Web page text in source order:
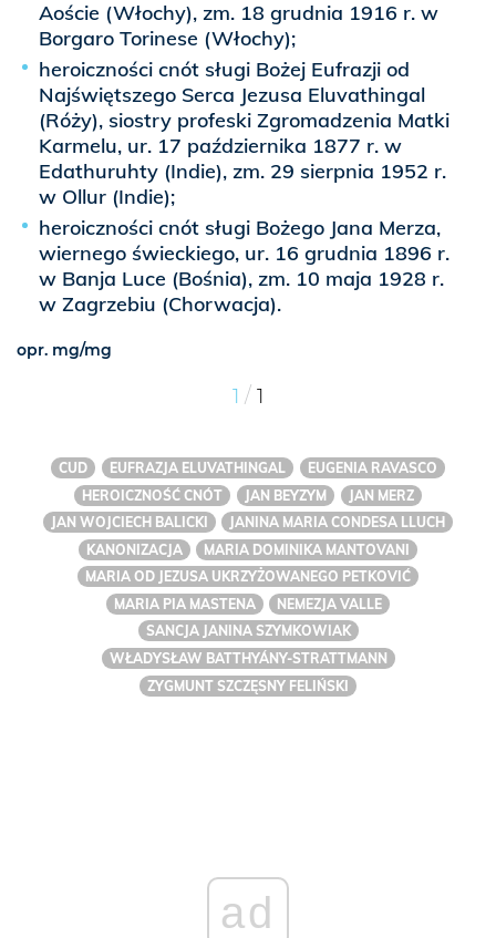
Aoście (Włochy), zm. 18 grudnia 1916 r. w
Borgaro Torinese (Włochy);
heroiczności cnót sługi Bożej Eufrazji od
Najświętszego Serca Jezusa Eluvathingal
(Róży), siostry profeski Zgromadzenia Matki
Karmelu, ur. 17 października 1877 r. w
Edathuruhty (Indie), zm. 29 sierpnia 1952 r.
w Ollur (Indie);
heroiczności cnót sługi Bożego Jana Merza,
wiernego świeckiego, ur. 16 grudnia 1896 r.
w Banja Luce (Bośnia), zm. 10 maja 1928 r.
w Zagrzebiu (Chorwacja).
opr. mg/mg
1 / 1
CUD EUFRAZJA ELUVATHINGAL
EUGENIA RAVASCO
HEROICZNOŚĆ CNÓT
JAN BEYZYM
JAN MERZ
JAN WOJCIECH BALICKI
JANINA MARIA CONDESA LLUCH
KANONIZACJA
MARIA DOMINIKA MANTOVANI
MARIA OD JEZUSA UKRZYŻOWANEGO PETKOVIĆ
MARIA PIA MASTENA
NEMEZJA VALLE
SANCJA JANINA SZYMKOWIAK
WŁADYSŁAW BATTHYÁNY-STRATTMANN
ZYGMUNT SZCZĘSNY FELIŃSKI
ad